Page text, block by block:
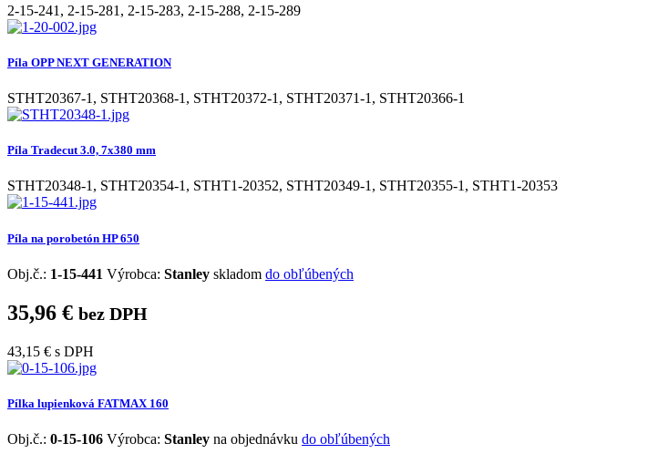
2-15-241 , 2-15-281 , 2-15-283, 2-15-288, 2-15-289
Píla OPP NEXT GENERATION
STHT20367-1 , STHT20368-1 , STHT20372-1 , STHT20371-1 , STHT20366-1
Píla Tradecut 3.0, 7x380 mm
STHT20348-1 , STHT20354-1 , STHT1-20352, STHT20349-1 , STHT20355-1 , STHT1-20353
Píla na porobetón HP 650
Obj.č.: 1-15-441 Výrobca: Stanley skladom do obľúbených
35,96 € bez DPH
43,15 € s DPH
Pílka lupienková FATMAX 160
Obj.č.: 0-15-106 Výrobca: Stanley na objednávku do obľúbených